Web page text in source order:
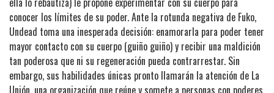
conocer los límites de su poder. Ante la rotunda negativa de Fuko,
Undead toma una inesperada decisión: enamorarla para poder tener
mayor contacto con su cuerpo (guiño guiño) y recibir una maldición
tan poderosa que ni su regeneración pueda contrarrestar. Sin
embargo, sus habilidades únicas pronto llamarán la atención de La
Unión, una organización que reúne y somete a personas con poderes